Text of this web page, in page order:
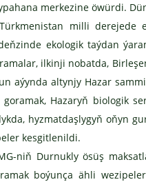
merkezine öwürdi.
milli derejede
ekologik taýdan
ilkinji nobatda,
aýynda altynjy Hazar
goramak, Hazaryň biologik
hyzmatdaşlygyň oňyn
kesgitlenildi.
niň Durnukly ösüş
boýunça ähli